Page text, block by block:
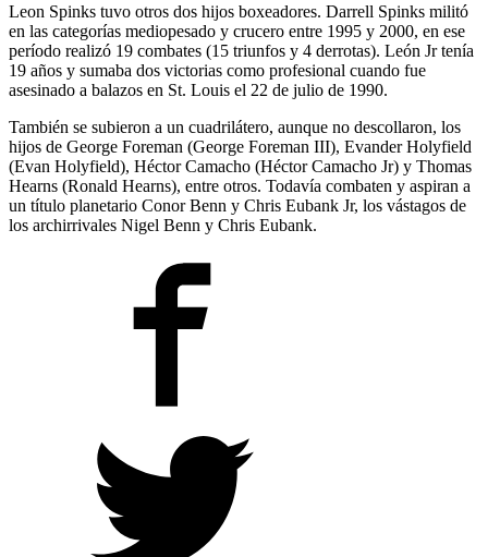
Leon Spinks tuvo otros dos hijos boxeadores. Darrell Spinks militó
en las categorías mediopesado y crucero entre 1995 y 2000, en ese
período realizó 19 combates (15 triunfos y 4 derrotas). León Jr tenía
19 años y sumaba dos victorias como profesional cuando fue
asesinado a balazos en St. Louis el 22 de julio de 1990.
También se subieron a un cuadrilátero, aunque no descollaron, los
hijos de George Foreman (George Foreman III), Evander Holyfield
(Evan Holyfield), Héctor Camacho (Héctor Camacho Jr) y Thomas
Hearns (Ronald Hearns), entre otros. Todavía combaten y aspiran a
un título planetario Conor Benn y Chris Eubank Jr, los vástagos de
los archirrivales Nigel Benn y Chris Eubank.